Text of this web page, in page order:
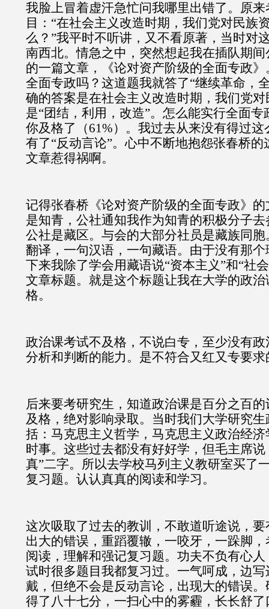
我脸上冒着虚汗急忙问我哪里出错了。原
目：“在社会主义改造时期，我们党对民族
么？”我平时不听讲，又不看原著，当时对
南西北。情急之中，突然想起我在插队期
的一篇文章，《论对资产阶级的全面专政
全面专政吗？这道题我就答了“继续革命，
确的答案是在社会主义改造时期，我们党
是“团结，利用，改造”。怎么能实行全面
你及格了（61%）。我过去从来没有得过
有了“反动言论”。心中不断地抱怨张春桥
文章惹得祸啊。
记得张春桥《论对资产阶级的全面专政》
是知青，公社通知我作为知青的积极分子
公社是藏区。与会的大部分社员是藏族同
翻译，一句汉语，一句藏语。由于没有那
下来我除了学会用藏语说“资本主义”和“社
文章标题。就是这个标题让我在大学的政
格。
政治课考试不及格，不说白专，至少没有
分析和判断的能力。是不符合又红又专要求
后来要考研究生，知道政治课是百分之百
及格，绝对影响录取。当时我们大学研究
括：马克思主义哲学，马克思主义政治经
时事。这些过去都没有好好学，但毛主席
真”二字。所以去学校马列主义教研室买了
复习题。认认真真的阅读和学习。
这次吸取了过去的教训，不敢道听途说，
出大的错误，重蹈覆辙，一咬牙，一跺脚
阅读，理解和强记复习题。功夫不负有心
试时很多题目我都复习过。一气呵成，边
戴，但绝不会是反动言论，出现大的错误
得了八十七分，一扫心中的雾霾，长长舒了